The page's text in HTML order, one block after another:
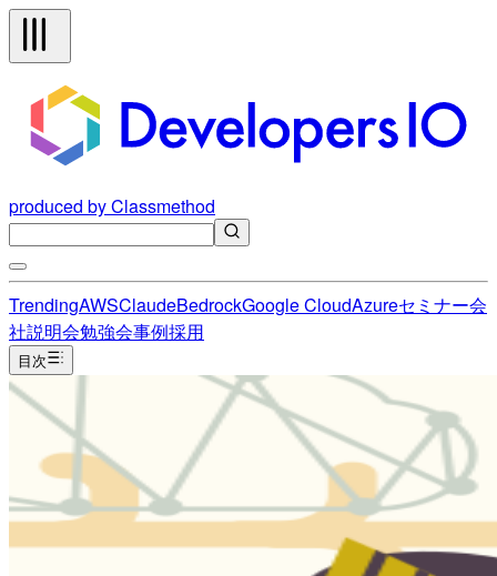
produced by Classmethod
TrendingAWSClaudeBedrockGoogle CloudAzureセミナー会
社説明会勉強会事例採用
目次